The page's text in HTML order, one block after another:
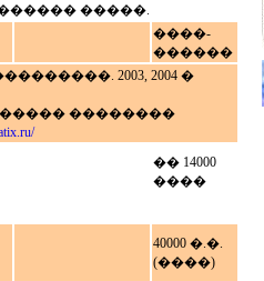
�����.
����-
������
2003, 2004 �
��������
�� 14000
����
40000 �.�.
(����)